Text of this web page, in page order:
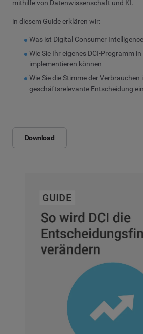
mithilfe von Datenwissenschaft und KI.
in diesem Guide erklären wir:
Was ist Digital Consumer
Wie Sie Ihr eigenes DCI-Programm
implementieren können
Wie Sie die Stimme der Verbrauchen
geschäftsrelevante Entscheidung
Download